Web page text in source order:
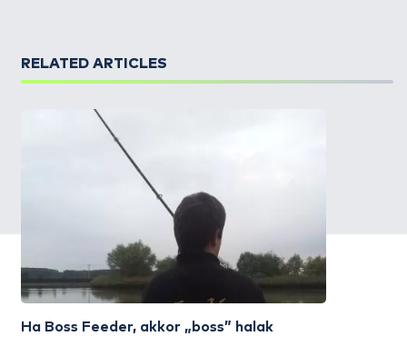
RELATED ARTICLES
Ha Boss Feeder, akkor „boss” halak